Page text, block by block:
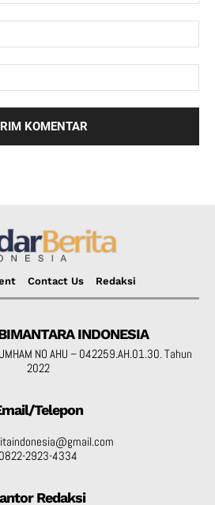
Contact Us Redaksi
INDONESIA
NO AHU – 042259.AH.01.30. Tahun
2022
Telepon
0822-2923-4334
Redaksi